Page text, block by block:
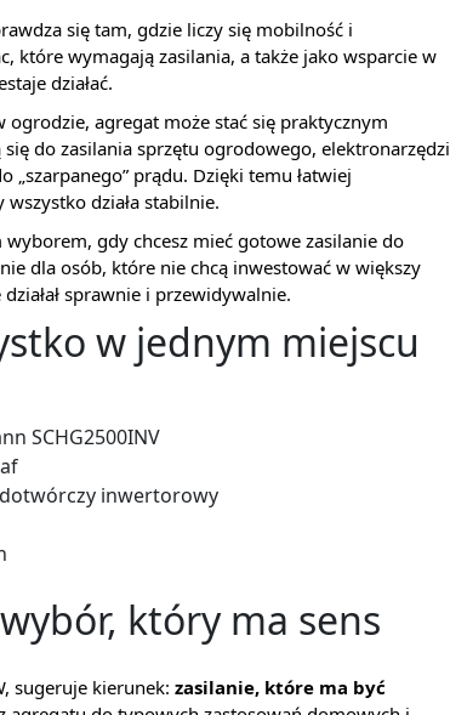
się tam, gdzie liczy się mobilność i
które wymagają zasilania, a także jako wsparcie w
działać.
ogrodzie, agregat może stać się praktycznym
do zasilania sprzętu ogrodowego, elektronarzędzi
„szarpanego” prądu. Dzięki temu łatwiej
działa stabilnie.
gdy chcesz mieć gotowe zasilanie do
dla osób, które nie chcą inwestować w większy
sprawnie i przewidywalnie.
w jednym miejscu
SCHG2500INV
inwertorowy
który ma sens
sugeruje kierunek: zasilanie, które ma być